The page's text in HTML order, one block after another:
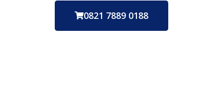
0821 7889 0188